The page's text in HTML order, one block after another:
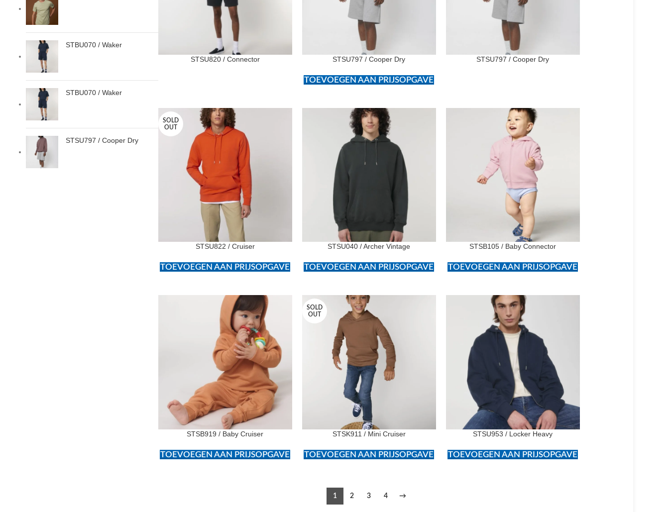
STBU070 / Waker
STBU070 / Waker
STSU797 / Cooper Dry
STSU820 / Connector STSU797 / Cooper Dry
TOEVOEGEN AAN PRIJSOPGAVE
STSU797 / Cooper Dry
SOLD
OUT
STSU822 / Cruiser
TOEVOEGEN AAN PRIJSOPGAVE
STSU040 / Archer Vintage
TOEVOEGEN AAN PRIJSOPGAVE
STSB105 / Baby Connector
TOEVOEGEN AAN PRIJSOPGAVE
STSB919 / Baby Cruiser
TOEVOEGEN AAN PRIJSOPGAVE
SOLD
OUT
STSK911 / Mini Cruiser
TOEVOEGEN AAN PRIJSOPGAVE
STSU953 / Locker Heavy
TOEVOEGEN AAN PRIJSOPGAVE
1 2 3 4 →